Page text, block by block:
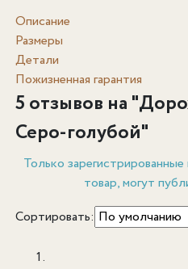
Описание
Размеры
Детали
Пожизненная гарантия
5 отзывов на "
Серо-голубой"
Только
товар, могут
Сортировать: